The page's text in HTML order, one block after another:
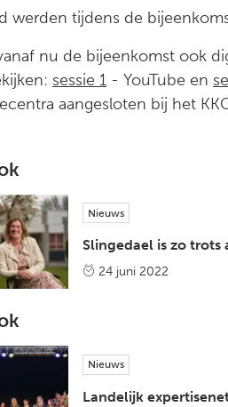
werden tijdens de
nu de bijeenkomst ook
sessie 1 - YouTube en
aangesloten bij het
Nieuws
Slingedael is zo trots
24 juni 2022
Nieuws
Landelijk